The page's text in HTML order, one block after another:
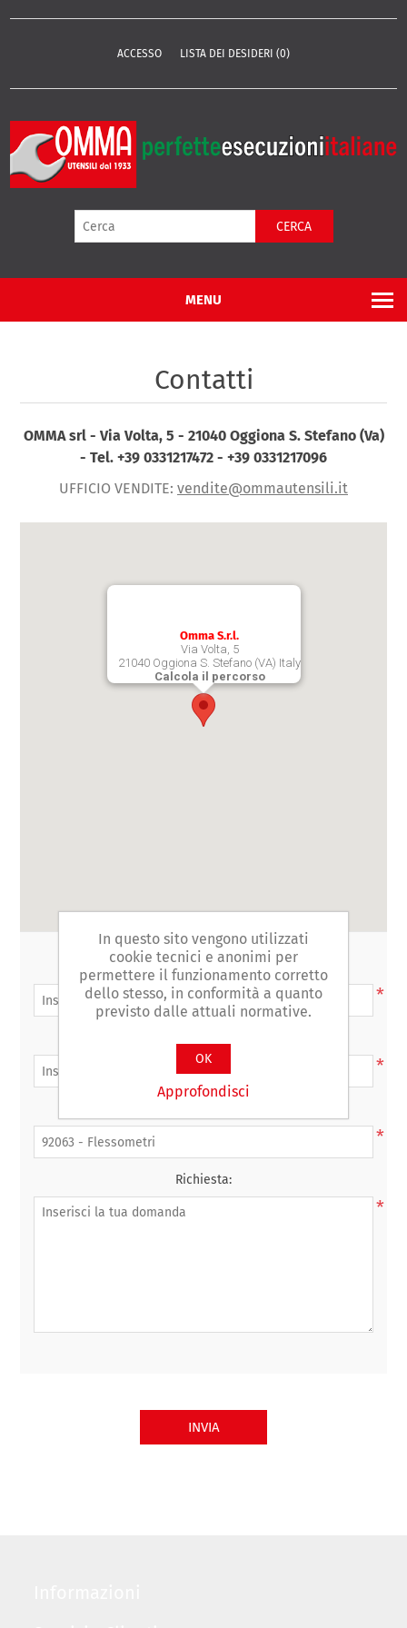
ACCESSO LISTA DEI DESIDERI (0)
CERCA
MENU
Contatti
OMMA srl - Via Volta, 5 - 21040 Oggiona S. Stefano (Va)
- Tel. +39 0331217472 - +39 0331217096
UFFICIO VENDITE: vendite@ommautensili.it
Omma S.r.l.
Via Volta, 5
21040 Oggiona S. Stefano (VA) Italy
Calcola il percorso
Nome completo:
*
*
*
Richiesta:
*
INVIA
In questo sito vengono utilizzati
cookie tecnici e anonimi per
permettere il funzionamento corretto
dello stesso, in conformità a quanto
previsto dalle attuali normative.
OK
Approfondisci